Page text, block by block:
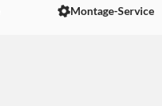
Montage-Service